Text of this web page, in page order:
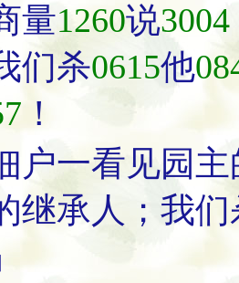
量1260说3004
们杀0615他
！
户一看见园
继承人；我